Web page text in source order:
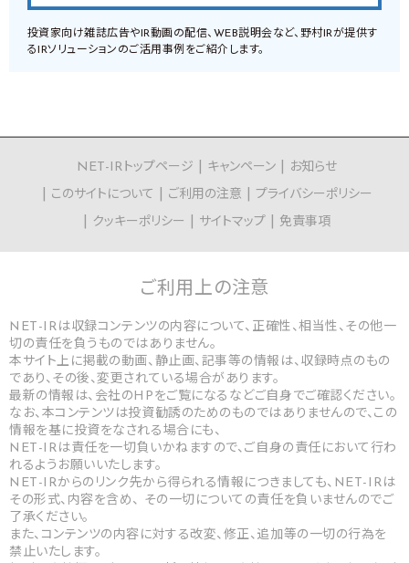
投資家向け雑誌広告やIR動画の配信、WEB説明会など、野村IRが提供す
るIRソリューションのご活用事例をご紹介します。
NET-IRトップページ キャンペーン
お知らせ
このサイトについて
ご利用の注意
プライバシーポリシー
クッキーポリシー
サイトマップ 免責事項
ご利用上の注意
NET-IRは収録コンテンツの内容について、正確性、相当性、その他一
切の責任を負うものではありません。
本サイト上に掲載の動画、静止画、記事等の情報は、収録時点のもの
であり、その後、変更されている場合があります。
最新の情報は、会社のHPをご覧になるなどご自身でご確認ください。
なお、本コンテンツは投資勧誘のためのものではありませんので、この
情報を基に投資をなされる場合にも、
NET-IRは責任を一切負いかねますので、ご自身の責任において行わ
れるようお願いいたします。
NET-IRからのリンク先から得られる情報につきましても、NET-IRは
その形式、内容を含め、 その一切についての責任を負いませんのでご
了承ください。
また、コンテンツの内容に対する改変、修正、追加等の一切の行為を
禁止いたします。